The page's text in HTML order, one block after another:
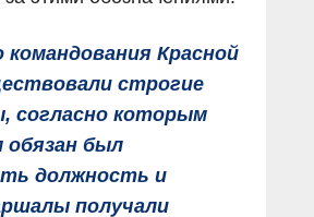
Красной
строгие
согласно которым
обязан был
должность и
получали